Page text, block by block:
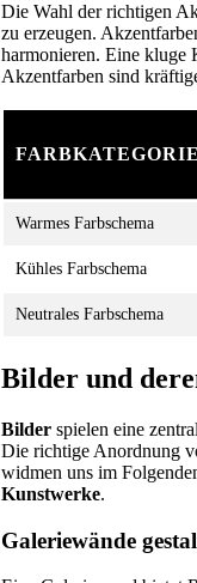
Die Wahl der richtigen
zu erzeugen.
harmonieren. Eine kluge
Akzentfarben sind
FARBKATEGORIE
Warmes Farbschema
Kühles Farbschema
Neutrales Farbschema
Bilder und
Bilder spielen eine
Die richtige Anordnung
widmen uns im
Kunstwerke.
Galeriewände